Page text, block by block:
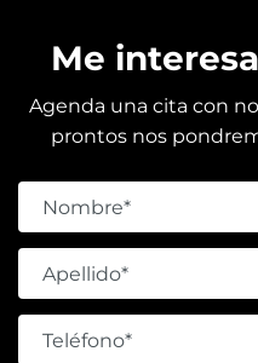
Me
Agenda una cita con
prontos nos